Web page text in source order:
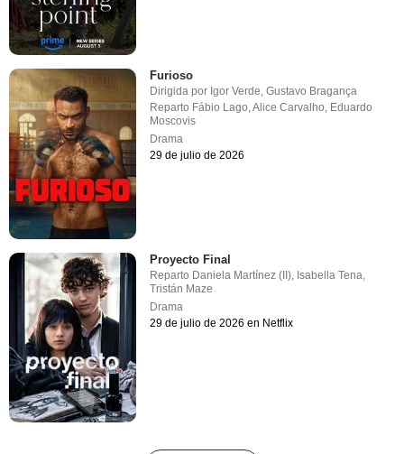
Furioso
Dirigida por Igor Verde,Gustavo Bragança
Reparto Fábio Lago,Alice Carvalho, Eduardo
Moscovis
Drama
29 de julio de 2026
Proyecto Final
Reparto Daniela Martínez (II) Isabella Tena
Tristán Maze
Drama
29 de julio de 2026 en Netflix